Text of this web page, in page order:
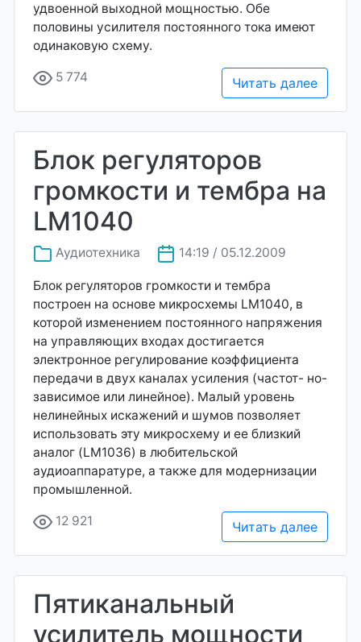
удвоенной выходной мощностью. Обе
половины усилителя постоянного тока имеют
одинаковую схему.
5 774 Читать далее
Блок регуляторов
громкости и тембра на
LM1040
Аудиотехника 14:19 / 05.12.2009
Блок регуляторов громкости и тембра
построен на основе микросхемы LM1040, в
которой изменением постоянного напряжения
на управляющих входах достигается
электронное регулирование коэффициента
передачи в двух каналах усиления (частот- но-
зависимое или линейное). Малый уровень
нелинейных искажений и шумов позволяет
использовать эту микросхему и ее близкий
аналог (LM1036) в любительской
аудиоаппаратуре, а также для модернизации
промышленной.
12 921 Читать далее
Пятиканальный
усилитель мощности